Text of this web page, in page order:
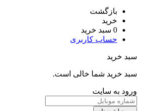
بازگشت
خرید
0 سبد خرید
حساب کاربری
سبد خرید
سبد خرید شما خالی است.
ورود به سایت